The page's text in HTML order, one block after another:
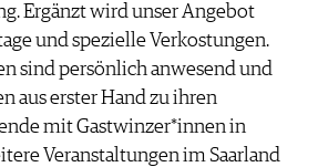
Ergänzt wird unser Angebot
und spezielle Verkostungen.
sind persönlich anwesend und
aus erster Hand zu ihren
mit Gastwinzer*innen in
Veranstaltungen im Saarland